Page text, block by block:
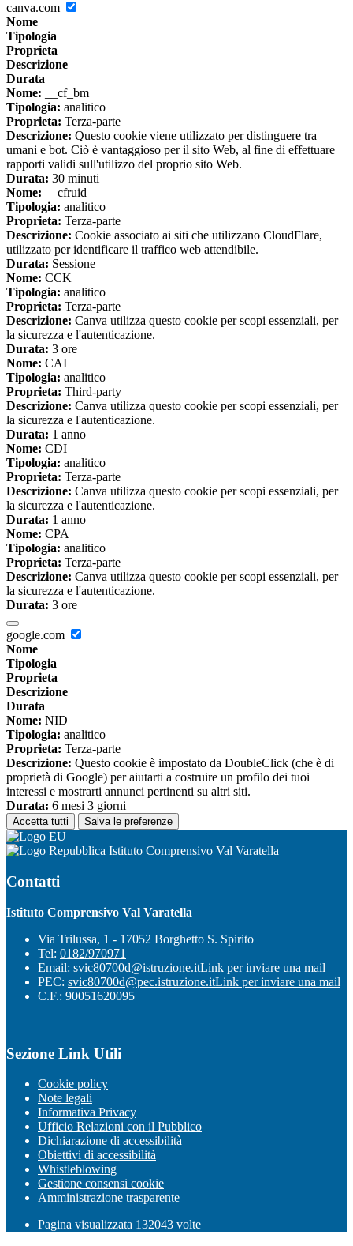
canva.com
Nome
Tipologia
Proprieta
Descrizione
Durata
Nome: __cf_bm
Tipologia: analitico
Proprieta: Terza-parte
Descrizione: Questo cookie viene utilizzato per distinguere tra
umani e bot. Ciò è vantaggioso per il sito Web, al fine di effettuare
rapporti validi sull'utilizzo del proprio sito Web.
Durata: 30 minuti
Nome: __cfruid
Tipologia: analitico
Proprieta: Terza-parte
Descrizione: Cookie associato ai siti che utilizzano CloudFlare,
utilizzato per identificare il traffico web attendibile.
Durata: Sessione
Nome: CCK
Tipologia: analitico
Proprieta: Terza-parte
Descrizione: Canva utilizza questo cookie per scopi essenziali, per
la sicurezza e l'autenticazione.
Durata: 3 ore
Nome: CAI
Tipologia: analitico
Proprieta: Third-party
Descrizione: Canva utilizza questo cookie per scopi essenziali, per
la sicurezza e l'autenticazione.
Durata: 1 anno
Nome: CDI
Tipologia: analitico
Proprieta: Terza-parte
Descrizione: Canva utilizza questo cookie per scopi essenziali, per
la sicurezza e l'autenticazione.
Durata: 1 anno
Nome: CPA
Tipologia: analitico
Proprieta: Terza-parte
Descrizione: Canva utilizza questo cookie per scopi essenziali, per
la sicurezza e l'autenticazione.
Durata: 3 ore
google.com
Nome
Tipologia
Proprieta
Descrizione
Durata
Nome: NID
Tipologia: analitico
Proprieta: Terza-parte
Descrizione: Questo cookie è impostato da DoubleClick (che è di
proprietà di Google) per aiutarti a costruire un profilo dei tuoi
interessi e mostrarti annunci pertinenti su altri siti.
Durata: 6 mesi 3 giorni
Accetta tutti Salva le preferenze
Istituto Comprensivo Val Varatella
Contatti
Istituto Comprensivo Val Varatella
Via Trilussa, 1 - 17052 Borghetto S. Spirito
Tel: 0182/970971
Email: svic80700d@istruzione.itLink per inviare una mail
PEC: svic80700d@pec.istruzione.itLink per inviare una mail
C.F.: 90051620095
Sezione Link Utili
Cookie policy
Note legali
Informativa Privacy
Ufficio Relazioni con il Pubblico
Dichiarazione di accessibilità
Obiettivi di accessibilità
Whistleblowing
Gestione consensi cookie
Amministrazione trasparente
Pagina visualizzata 132043 volte